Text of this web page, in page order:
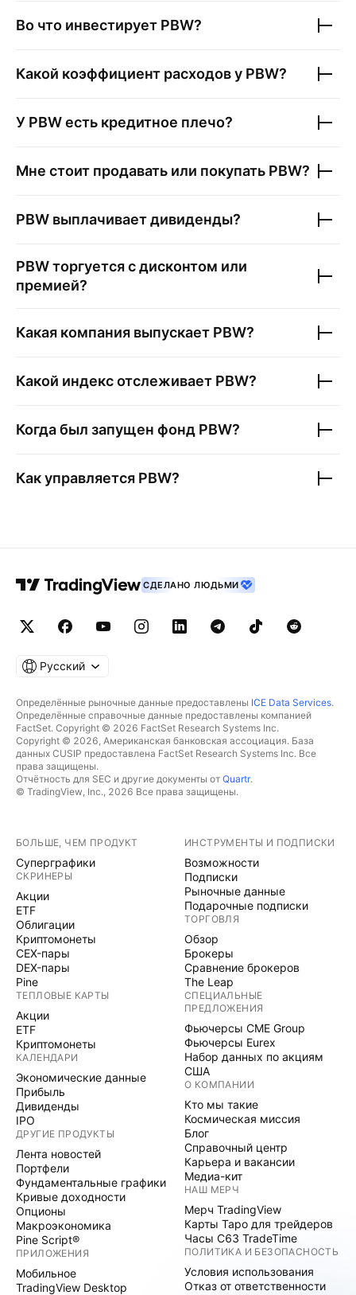
Во что инвестирует PBW?
Какой коэффициент расходов у PBW?
У PBWесть кредитное плечо?
Мне стоит продавать или покупать PBW?
PBW выплачивает дивиденды?
PBWторгуется с дисконтом или
премией?
Какая компания выпускает PBW?
Какой индекс отслеживает PBW?
Когда был запущен фонд PBW?
Как управляется PBW?
СДЕЛАНО ЛЮДЬМИ
Русский
Определённые рыночные данные предоставлены ICE Data Services.
Определённые справочные данные предоставлены компанией
FactSet. Copyright © 2026 FactSet Research Systems Inc.
Copyright © 2026, Американская банковская ассоциация. База
данных CUSIP предоставлена FactSet Research Systems Inc. Все
права защищены.
Отчётность для SEC и другие документы от Quartr.
© TradingView, Inc., 2026 Все права защищены.
БОЛЬШЕ, ЧЕМ ПРОДУКТ
Суперграфики
СКРИНЕРЫ
Акции
ETF
Облигации
Криптомонеты
CEX-пары
DEX-пары
Pine
ТЕПЛОВЫЕ КАРТЫ
Акции
ETF
Криптомонеты
КАЛЕНДАРИ
Экономические данные
Прибыль
Дивиденды
IPO
ДРУГИЕ ПРОДУКТЫ
Лента новостей
Портфели
Фундаментальные графики
Кривые доходности
Опционы
Макроэкономика
Pine Script®
ПРИЛОЖЕНИЯ
Мобильное
TradingView Desktop
ИНСТРУМЕНТЫ И ПОДПИСКИ
Возможности
Подписки
Рыночные данные
Подарочные подписки
ТОРГОВЛЯ
Обзор
Брокеры
Сравнение брокеров
The Leap
СПЕЦИАЛЬНЫЕ
ПРЕДЛОЖЕНИЯ
Фьючерсы CME Group
Фьючерсы Eurex
Набор данных по акциям
США
О КОМПАНИИ
Кто мы такие
Космическая миссия
Блог
Справочный центр
Карьера и вакансии
Медиа-кит
НАШ МЕРЧ
Мерч TradingView
Карты Таро для трейдеров
Часы C63 TradeTime
ПОЛИТИКА И БЕЗОПАСНОСТЬ
Условия использования
Отказ от ответственности